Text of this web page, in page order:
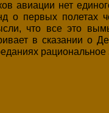
авиации нет
о первых полетах
что все это
в сказании о
рациональное